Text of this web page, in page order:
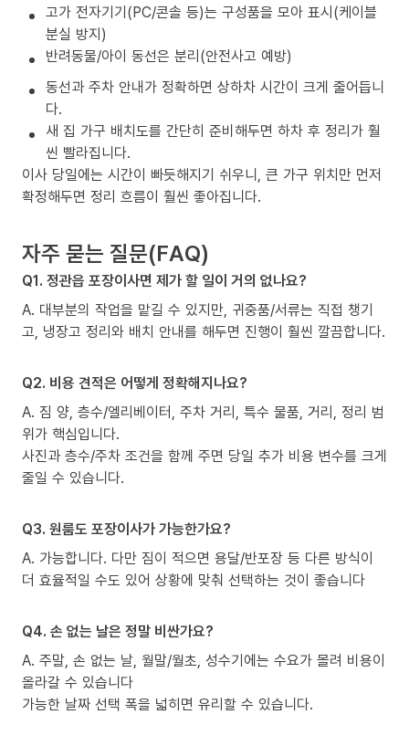
고가 전자기기(PC/콘솔 등)는 구성품을 모아 표시(케이블
분실 방지)
반려동물/아이 동선은 분리(안전사고 예방)
동선과 주차 안내가 정확하면 상하차 시간이 크게 줄어듭니
다.
새 집 가구 배치도를 간단히 준비해두면 하차 후 정리가 훨
씬 빨라집니다.
이사 당일에는 시간이 빠듯해지기 쉬우니, 큰 가구 위치만 먼저
확정해두면 정리 흐름이 훨씬 좋아집니다.
자주 묻는 질문(FAQ)
Q1. 정관읍 포장이사면 제가 할 일이 거의 없나요?
A. 대부분의 작업을 맡길 수 있지만, 귀중품/서류는 직접 챙기
고, 냉장고 정리와 배치 안내를 해두면 진행이 훨씬 깔끔합니다.
Q2. 비용 견적은 어떻게 정확해지나요?
A. 짐 양, 층수/엘리베이터, 주차 거리, 특수 물품, 거리, 정리 범
위가 핵심입니다.
사진과 층수/주차 조건을 함께 주면 당일 추가 비용 변수를 크게
줄일 수 있습니다.
Q3. 원룸도 포장이사가 가능한가요?
A. 가능합니다. 다만 짐이 적으면 용달/반포장 등 다른 방식이
더 효율적일 수도 있어 상황에 맞춰 선택하는 것이 좋습니다
Q4. 손 없는 날은 정말 비싼가요?
A. 주말, 손 없는 날, 월말/월초, 성수기에는 수요가 몰려 비용이
올라갈 수 있습니다
가능한 날짜 선택 폭을 넓히면 유리할 수 있습니다.